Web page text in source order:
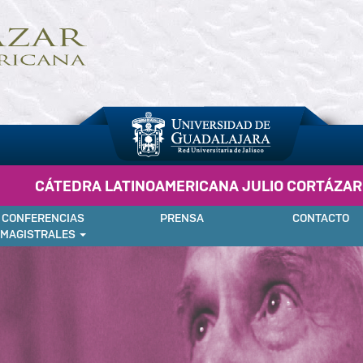
CÁTEDRA LATINOAMERICANA JULIO CORTÁZAR
CONFERENCIAS
MAGISTRALES
PRENSA CONTACTO